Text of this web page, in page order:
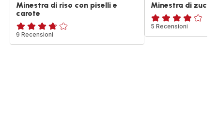
Minestra di riso con piselli e
carote
ratings.3.7
9 Recensioni
Minestra di
Recensione
di
5 Recensioni